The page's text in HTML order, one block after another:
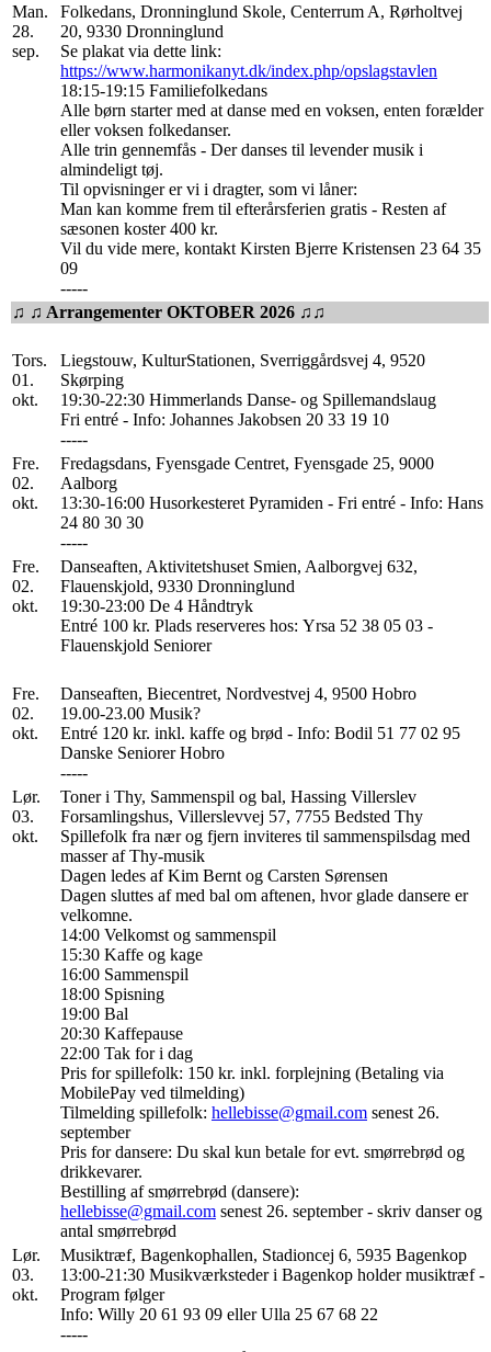
Man.
28.
sep.
Folkedans, Dronninglund Skole, Centerrum A, Rørholtvej
20, 9330 Dronninglund
Se plakat via dette link:
https://www.harmonikanyt.dk/index.php/opslagstavlen
18:15-19:15 Familiefolkedans
Alle børn starter med at danse med en voksen, enten forælder
eller voksen folkedanser.
Alle trin gennemfås - Der danses til levender musik i
almindeligt tøj.
Til opvisninger er vi i dragter, som vi låner:
Man kan komme frem til efterårsferien gratis - Resten af
sæsonen koster 400 kr.
Vil du vide mere, kontakt Kirsten Bjerre Kristensen 23 64 35
09
-----
♫ ♫ Arrangementer OKTOBER 2026 ♫♫
Tors.
01.
okt.
Liegstouw, KulturStationen, Sverriggårdsvej 4, 9520
Skørping
19:30-22:30 Himmerlands Danse- og Spillemandslaug
Fri entré - Info: Johannes Jakobsen 20 33 19 10
-----
Fre.
02.
okt.
Fredagsdans, Fyensgade Centret, Fyensgade 25, 9000
Aalborg
13:30-16:00 Husorkesteret Pyramiden - Fri entré - Info: Hans
24 80 30 30
-----
Fre.
02.
okt.
Danseaften, Aktivitetshuset Smien, Aalborgvej 632,
Flauenskjold, 9330 Dronninglund
19:30-23:00 De 4 Håndtryk
Entré 100 kr. Plads reserveres hos: Yrsa 52 38 05 03 -
Flauenskjold Seniorer
Fre.
02.
okt.
Danseaften, Biecentret, Nordvestvej 4, 9500 Hobro
19.00-23.00 Musik?
Entré 120 kr. inkl. kaffe og brød - Info: Bodil 51 77 02 95
Danske Seniorer Hobro
-----
Lør.
03.
okt.
Toner i Thy, Sammenspil og bal, Hassing Villerslev
Forsamlingshus, Villerslevvej 57, 7755 Bedsted Thy
Spillefolk fra nær og fjern inviteres til sammenspilsdag med
masser af Thy-musik
Dagen ledes af Kim Bernt og Carsten Sørensen
Dagen sluttes af med bal om aftenen, hvor glade dansere er
velkomne.
14:00 Velkomst og sammenspil
15:30 Kaffe og kage
16:00 Sammenspil
18:00 Spisning
19:00 Bal
20:30 Kaffepause
22:00 Tak for i dag
Pris for spillefolk: 150 kr. inkl. forplejning (Betaling via
MobilePay ved tilmelding)
Tilmelding spillefolk: hellebisse@gmail.com senest 26.
september
Pris for dansere: Du skal kun betale for evt. smørrebrød og
drikkevarer.
Bestilling af smørrebrød (dansere):
hellebisse@gmail.com senest 26. september - skriv danser og
antal smørrebrød
Lør.
03.
okt.
Musiktræf, Bagenkophallen, Stadioncej 6, 5935 Bagenkop
13:00-21:30 Musikværksteder i Bagenkop holder musiktræf -
Program følger
Info: Willy 20 61 93 09 eller Ulla 25 67 68 22
-----